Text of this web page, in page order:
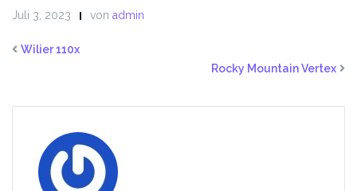
Juli 3, 2023 von admin
Wilier 110x
Rocky Mountain Vertex